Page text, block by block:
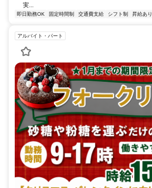
実...
即日勤務OK 固定時間制 交通費支給 シフト制 昇給あり
アルバイト・パート